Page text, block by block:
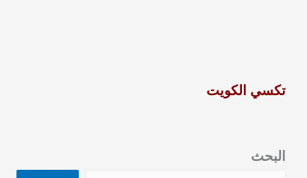
تكسي الكويت
البحث